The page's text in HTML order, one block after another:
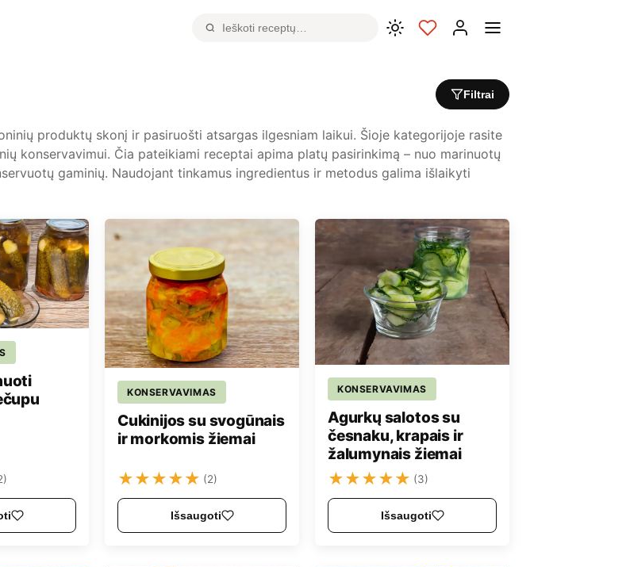
Filtrai
produktų skonį ir pasiruošti atsargas ilgesniam laikui. Šioje kategorijoje rasite
konservavimui. Čia pateikiami receptai apima platų pasirinkimą – nuo marinuotų
gaminių. Naudojant tinkamus ingredientus ir metodus galima išlaikyti
KONSERVAVIMAS
Cukinijos su svogūnais
ir morkomis žiemai
★★★★★ (2)
Išsaugoti
KONSERVAVIMAS
Agurkų salotos su
česnaku, krapais ir
žalumynais žiemai
★★★★★ (3)
Išsaugoti